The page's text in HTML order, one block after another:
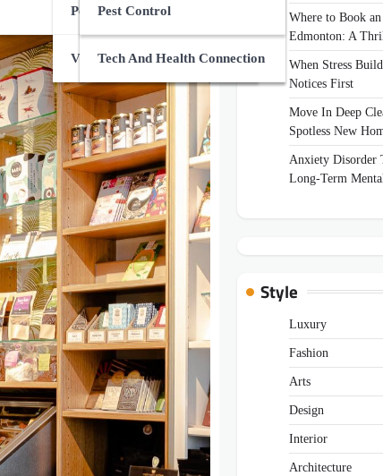
Special Supplements
Health Guides
Surgery And Medical Guides
Tech And Health Connection
Pets Health Zone
Pest Control
Viral Infections
Where to Book
Edmonton: A
When Stress
Notices First
Move In Deep
Spotless New
Anxiety Disorder
Long-Term
Style
Luxury
Fashion
Arts
Design
Interior
Architecture